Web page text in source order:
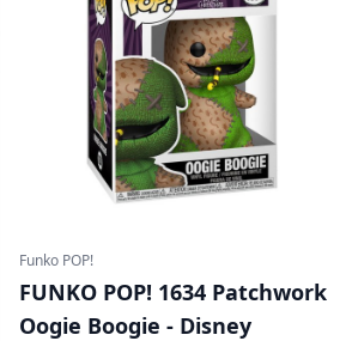
Funko POP!
FUNKO POP! 1634 Patchwork
Oogie Boogie - Disney